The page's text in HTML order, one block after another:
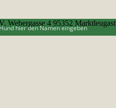
Webergasse 4 95352 Marktleugast